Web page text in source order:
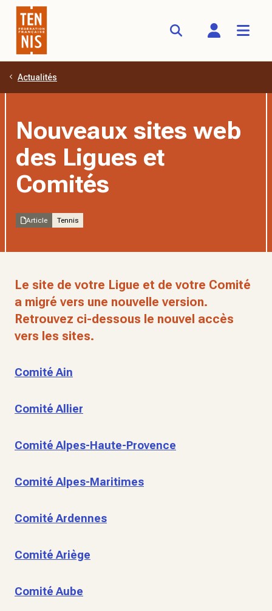
Aller au contenu principal
Actualités
Nouveaux sites web
des Ligues et
Comités
Article Tennis
Le site de votre Ligue et de votre Comité
a migré vers une nouvelle version.
Retrouvez ci-dessous le nouvel accès
vers les sites.
Comité Ain
Comité Allier
Comité Alpes-Haute-Provence
Comité Alpes-Maritimes
Comité Ardennes
Comité Ariège
Comité Aube